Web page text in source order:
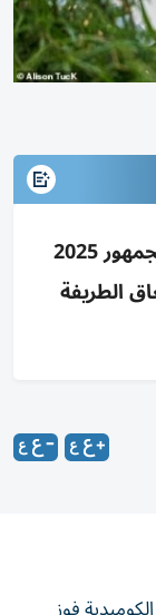
فوز المصورة أليسون تاك باختيار الجمهور 2025
الطريفة